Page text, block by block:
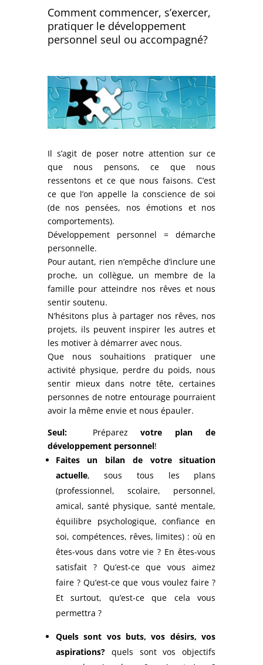
Comment commencer, s’exercer,
pratiquer le développement
personnel seul ou accompagné?
Il s’agit de poser notre attention sur ce
que nous pensons, ce que nous
ressentons et ce que nous faisons. C’est
ce que l’on appelle la conscience de soi
(de nos pensées, nos émotions et nos
comportements).
Développement personnel = démarche
personnelle.
Pour autant, rien n’empêche d’inclure une
proche, un collègue, un membre de la
famille pour atteindre nos rêves et nous
sentir soutenu.
N’hésitons plus à partager nos rêves, nos
projets, ils peuvent inspirer les autres et
les motiver à démarrer avec nous.
Que nous souhaitions pratiquer une
activité physique, perdre du poids, nous
sentir mieux dans notre tête, certaines
personnes de notre entourage pourraient
avoir la même envie et nous épauler.
Seul:Préparez
votre plan de
développement personnel!
Faites un bilan de votre situation
actuelle, sous tous les plans
(professionnel, scolaire, personnel,
amical, santé physique, santé mentale,
équilibre psychologique, confiance en
soi, compétences, rêves, limites) : où en
êtes-vous dans votre vie ? En êtes-vous
satisfait ? Qu’est-ce que vous aimez
faire ? Qu’est-ce que vous voulez faire ?
Et surtout, qu’est-ce que cela vous
permettra ?
Quels sont vos buts, vos désirs, vos
aspirations? quels sont vos objectifs